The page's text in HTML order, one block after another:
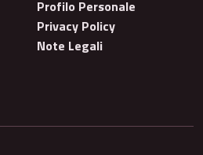
Profilo Personale
Privacy Policy
Note Legali